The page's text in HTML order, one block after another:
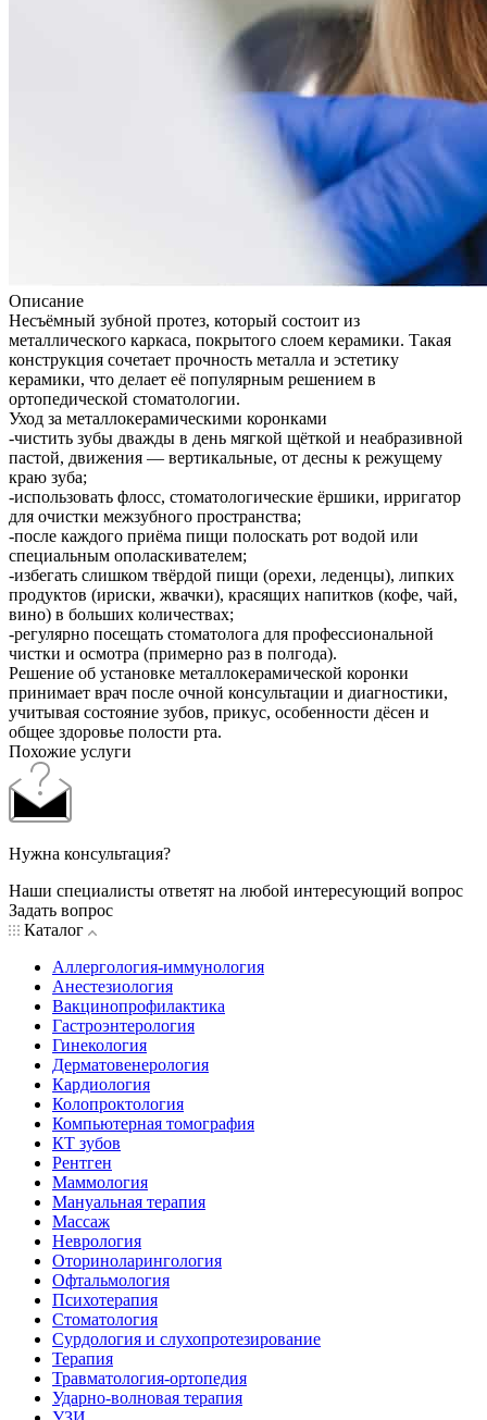
Описание
Несъёмный зубной протез, который состоит из
металлического каркаса, покрытого слоем керамики. Такая
конструкция сочетает прочность металла и эстетику
керамики, что делает её популярным решением в
ортопедической стоматологии.
Уход за металлокерамическими коронками
-чистить зубы дважды в день мягкой щёткой и неабразивной
пастой, движения — вертикальные, от десны к режущему
краю зуба;
-использовать флосс, стоматологические ёршики, ирригатор
для очистки межзубного пространства;
-после каждого приёма пищи полоскать рот водой или
специальным ополаскивателем;
-избегать слишком твёрдой пищи (орехи, леденцы), липких
продуктов (ириски, жвачки), красящих напитков (кофе, чай,
вино) в больших количествах;
-регулярно посещать стоматолога для профессиональной
чистки и осмотра (примерно раз в полгода).
Решение об установке металлокерамической коронки
принимает врач после очной консультации и диагностики,
учитывая состояние зубов, прикус, особенности дёсен и
общее здоровье полости рта.
Похожие услуги
Нужна консультация?
Наши специалисты ответят на любой интересующий вопрос
Задать вопрос
Каталог
Аллергология-иммунология
Анестезиология
Вакцинопрофилактика
Гастроэнтерология
Гинекология
Дерматовенерология
Кардиология
Колопроктология
Компьютерная томография
КТ зубов
Рентген
Маммология
Мануальная терапия
Массаж
Неврология
Оториноларингология
Офтальмология
Психотерапия
Стоматология
Сурдология и слухопротезирование
Терапия
Травматология-ортопедия
Ударно-волновая терапия